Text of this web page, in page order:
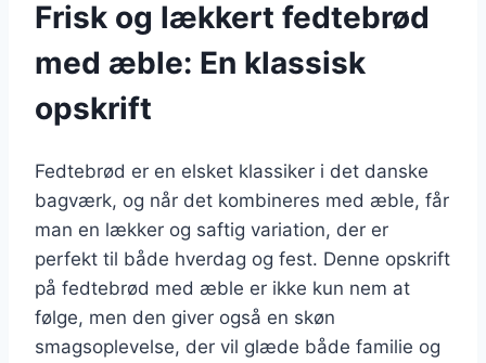
Frisk og lækkert fedtebrød
med æble: En klassisk
opskrift
Fedtebrød er en elsket klassiker i det danske
bagværk, og når det kombineres med æble, får
man en lækker og saftig variation, der er
perfekt til både hverdag og fest. Denne opskrift
på fedtebrød med æble er ikke kun nem at
følge, men den giver også en skøn
smagsoplevelse, der vil glæde både familie og